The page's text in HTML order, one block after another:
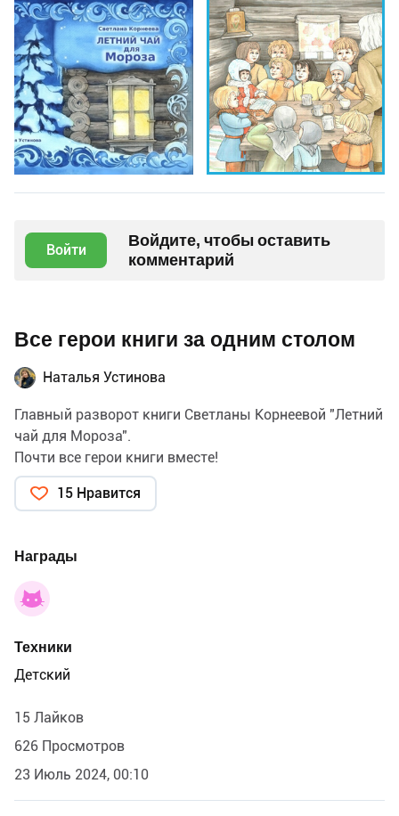
Войти
Войдите, чтобы оставить
комментарий
Все герои книги за одним столом
Наталья Устинова
Главный разворот книги Светланы Корнеевой "Летний
чай для Мороза".
Почти все герои книги вместе!
15 Нравится
Награды
Техники
Детский
15 Лайков
626 Просмотров
23 Июль 2024, 00:10